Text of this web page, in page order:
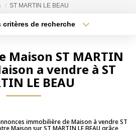
Les Agences
Notre Équipe
Témoignages
ST MARTIN LE BEAU
critères de recherche
Créer une alerte
Maison ST MARTIN
a vendre à ST
LE BEAU
immobilière de Maison à vendre ST
Maison sur ST MARTIN LE BEAU grâce